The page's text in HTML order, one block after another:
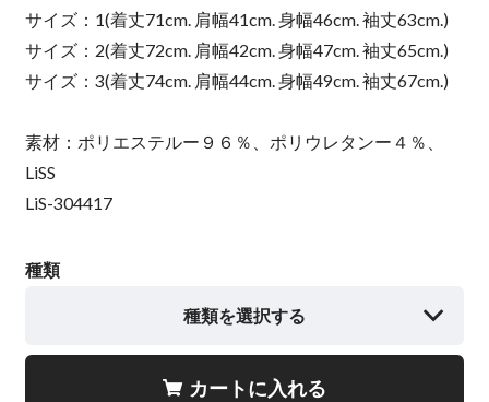
サイズ：1(着丈71cm. 肩幅41cm. 身幅46cm. 袖丈63cm.)
サイズ：2(着丈72cm. 肩幅42cm. 身幅47cm. 袖丈65cm.)
サイズ：3(着丈74cm. 肩幅44cm. 身幅49cm. 袖丈67cm.)
素材：ポリエステルー９６％、ポリウレタンー４％、
LiSS
LiS-304417
種類
種類を選択する
カートに入れる